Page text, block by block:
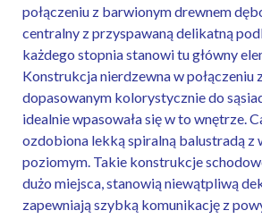
połączeniu z barwionym drewnem
centralny z przyspawaną delikatną
każdego stopnia stanowi tu główny
Konstrukcja nierdzewna w połączeniu
dopasowanym kolorystycznie do
idealnie wpasowała się w to wnętrze.
ozdobiona lekką spiralną balustradą z
poziomym. Takie konstrukcje
dużo miejsca, stanowią niewątpliwą
zapewniają szybką komunikację z